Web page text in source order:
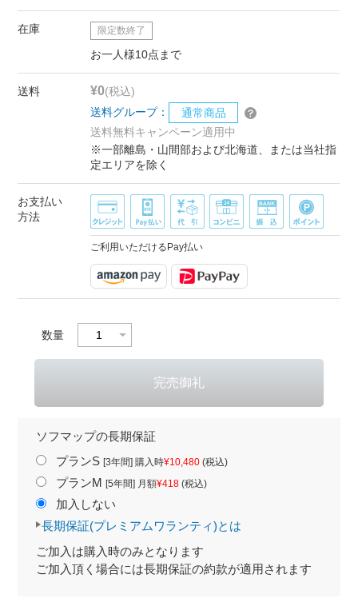
在庫 限定数終了
お一人様10点まで
送料 ¥0(税込)
送料グループ：
通常商品
送料無料キャンペーン適用中
※一部離島・山間部および北海道、または当社指
定エリアを除く
お支払い
方法
ご利用いただけるPay払い
数量
ソフマップの長期保証
プランS [3年間] 購入時¥10,480(税込)
プランM [5年間] 月額¥418(税込)
加入しない
長期保証(プレミアムワランティ)とは
ご加入は購入時のみとなります
ご加入頂く場合には長期保証の約款が適用されます